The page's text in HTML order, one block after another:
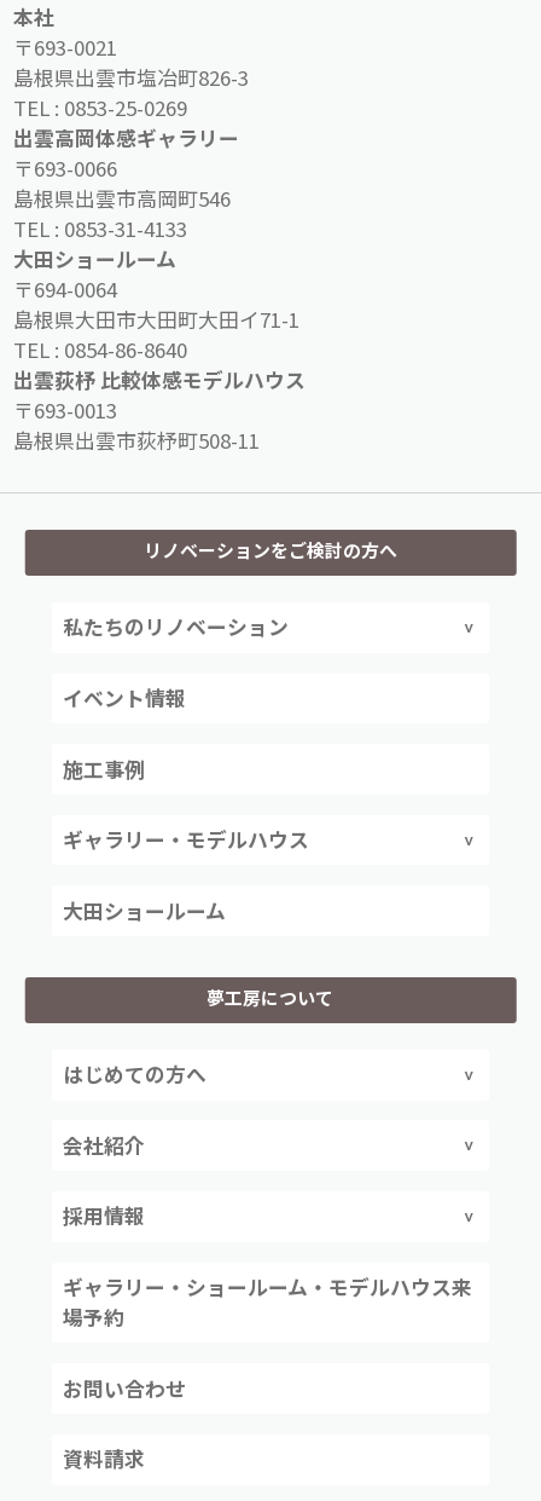
本社
〒693-0021
島根県出雲市塩冶町826-3
TEL : 0853-25-0269
出雲高岡体感ギャラリー
〒693-0066
島根県出雲市高岡町546
TEL : 0853-31-4133
大田ショールーム
〒694-0064
島根県大田市大田町大田イ71-1
TEL : 0854-86-8640
出雲荻杼 比較体感モデルハウス
〒693-0013
島根県出雲市荻杼町508-11
リノベーションをご検討の方へ
私たちのリノベーション
イベント情報
施工事例
ギャラリー・モデルハウス
大田ショールーム
夢工房について
はじめての方へ
会社紹介
採用情報
ギャラリー・ショールーム・モデルハウス来
場予約
お問い合わせ
資料請求